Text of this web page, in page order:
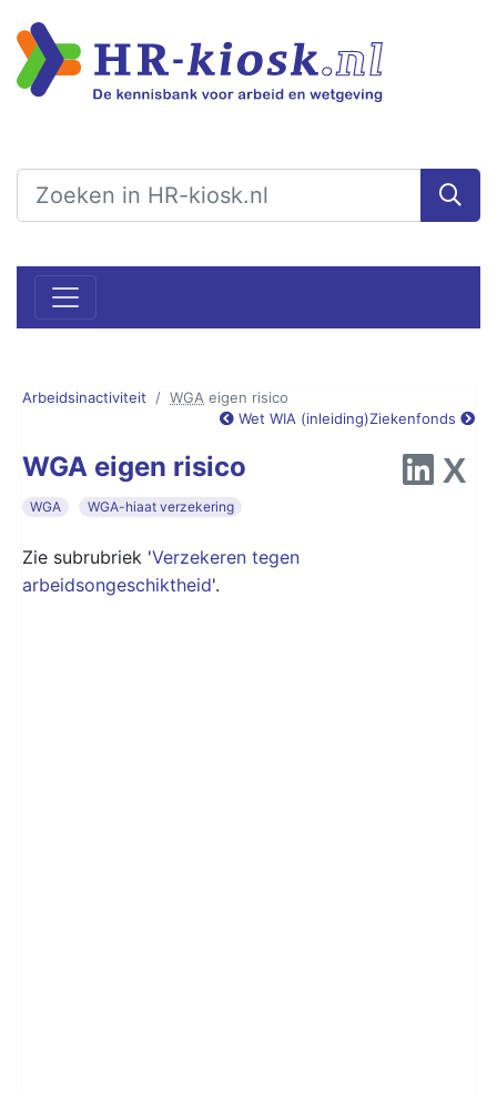
Arbeidsinactiviteit WGA eigen risico
Wet WIA (inleiding)Ziekenfonds
WGA eigen risico
WGA WGA-hiaat verzekering
Zie subrubriek 'Verzekeren tegen
arbeidsongeschiktheid'.